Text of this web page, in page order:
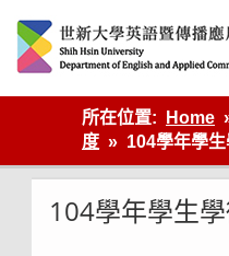
content
英語傳播
所在位置:
Home
度
104學年學
104學年學生